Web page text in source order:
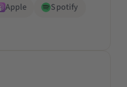
Apple
Spotify